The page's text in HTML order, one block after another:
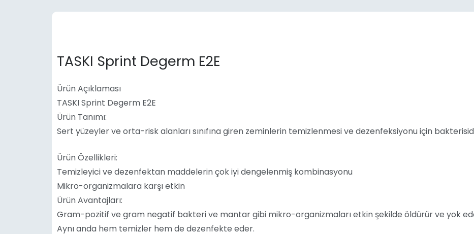
TASKI Sprint Degerm E2E
Ürün Açıklaması
TASKI Sprint Degerm E2E
Ürün Tanımı:
Sert yüzeyler ve orta-risk alanları sınıfına giren zeminlerin temizlenmesi ve dezenfeksiyonu için
Ürün Özellikleri:
Temizleyici ve dezenfektan maddelerin çok iyi dengelenmiş kombinasyonu
Mikro-organizmalara karşı etkin
Ürün Avantajları:
Gram-pozitif ve gram negatif bakteri ve mantar gibi mikro-organizmaları etkin şekilde öldürür ve yok
Aynı anda hem temizler hem de dezenfekte eder.